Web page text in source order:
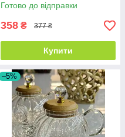
Готово до відправки
358 ₴ 377 ₴
Купити
–5%